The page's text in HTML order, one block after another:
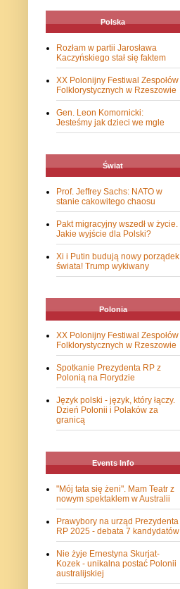
Polska
Rozłam w partii Jarosława
Kaczyńskiego stał się faktem
XX Polonijny Festiwal Zespołów
Folklorystycznych w Rzeszowie
Gen. Leon Komornicki:
Jesteśmy jak dzieci we mgle
Świat
Prof. Jeffrey Sachs: NATO w
stanie cakowitego chaosu
Pakt migracyjny wszedł w życie.
Jakie wyjście dla Polski?
Xi i Putin budują nowy porządek
świata! Trump wykiwany
Polonia
XX Polonijny Festiwal Zespołów
Folklorystycznych w Rzeszowie
Spotkanie Prezydenta RP z
Polonią na Florydzie
Język polski - język, który łączy.
Dzień Polonii i Polaków za
granicą
Events Info
"Mój tata się żeni". Mam Teatr z
nowym spektaklem w Australii
Prawybory na urząd Prezydenta
RP 2025 - debata 7 kandydatów
Nie żyje Ernestyna Skurjat-
Kozek - unikalna postać Polonii
australijskiej